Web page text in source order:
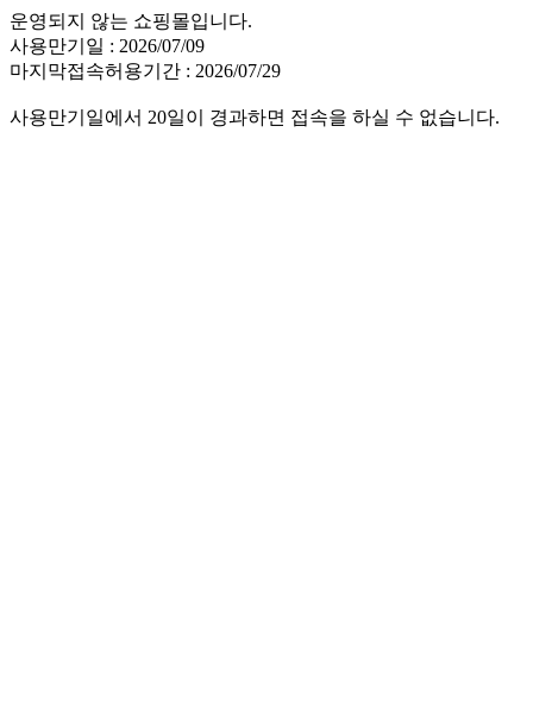
운영되지 않는 쇼핑몰입니다.
사용만기일 : 2026/07/09
마지막접속허용기간 : 2026/07/29
사용만기일에서 20일이 경과하면 접속을 하실 수 없습니다.